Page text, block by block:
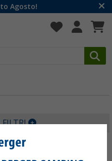
Agosto!
FILTRI